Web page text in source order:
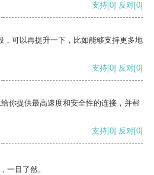
支持[0] 反对[0]
，可以再提升一下，比如能够支持更多地
支持[0] 反对[0]
你提供最高速度和安全性的连接，并帮
支持[0] 反对[0]
一目了然。